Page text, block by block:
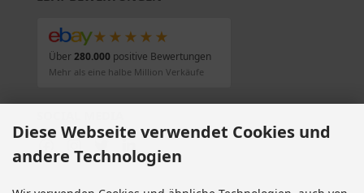
★★★★★
Über280.000positive Bewertungen
Mehr als eine halbe Million Verkäufe
Diese Webseite verwendet Cookies und
andere Technologien